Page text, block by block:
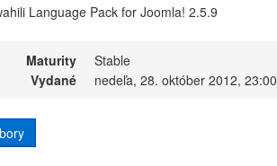
Language Pack for Joomla! 2.5.9
Maturity
Stable
Vydané
nedeľa, 28. október 2012, 23:00